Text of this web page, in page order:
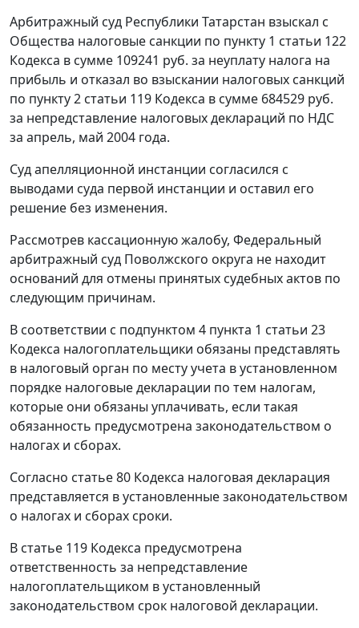
Арбитражный суд Республики Татарстан взыскал с
Общества налоговые санкции по пункту 1 статьи 122
Кодекса в сумме 109241 руб. за неуплату налога на
прибыль и отказал во взыскании налоговых санкций
по пункту 2 статьи 119 Кодекса в сумме 684529 руб.
за непредставление налоговых деклараций по НДС
за апрель, май 2004 года.
Суд апелляционной инстанции согласился с
выводами суда первой инстанции и оставил его
решение без изменения.
Рассмотрев кассационную жалобу, Федеральный
арбитражный суд Поволжского округа не находит
оснований для отмены принятых судебных актов по
следующим причинам.
В соответствии с подпунктом 4 пункта 1 статьи 23
Кодекса налогоплательщики обязаны представлять
в налоговый орган по месту учета в установленном
порядке налоговые декларации по тем налогам,
которые они обязаны уплачивать, если такая
обязанность предусмотрена законодательством о
налогах и сборах.
Согласно статье 80 Кодекса налоговая декларация
представляется в установленные законодательством
о налогах и сборах сроки.
В статье 119 Кодекса предусмотрена
ответственность за непредставление
налогоплательщиком в установленный
законодательством срок налоговой декларации.